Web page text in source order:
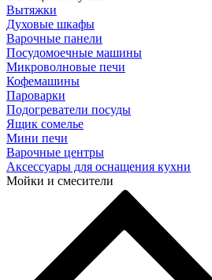
Вытяжки
Духовые шкафы
Варочные панели
Посудомоечные машины
Микроволновые печи
Кофемашины
Пароварки
Подогреватели посуды
Ящик сомелье
Мини печи
Варочные центры
Аксессуары для оснащения кухни
Мойки и смесители